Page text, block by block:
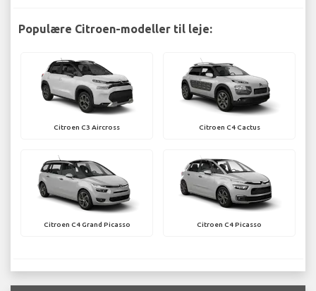
Populære Citroen-modeller til leje:
Citroen C3 Aircross Citroen C4 Cactus
Citroen C4 Grand Picasso Citroen C4 Picasso